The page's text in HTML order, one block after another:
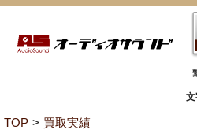
文
TOP
買取実績